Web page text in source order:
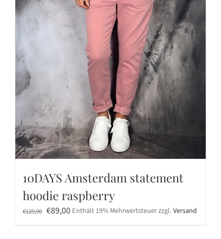
10DAYS Amsterdam statement
hoodie raspberry
€129,90 Ursprünglicher
€89,00Aktueller
Enthält 19% Mehrwertsteuerzzgl.Versand